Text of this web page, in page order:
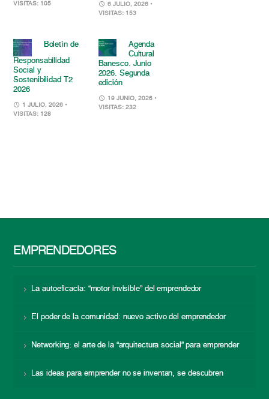
VISITAS: 105
6 JULIO, 2026 •
VISITAS: 153
Boletín de
Responsabilidad
Social y
Sostenibilidad T2
2026
1 JULIO, 2026 •
VISITAS: 128
Agenda
Cultural
Banesco. Junio
2026. Segunda
edición
19 JUNIO, 2026 •
VISITAS: 232
EMPRENDEDORES
La autoeficacia: “motor invisible” del emprendedor
El poder de la comunidad: nuevo activo del emprendedor
Networking: el arte de la “arquitectura social” para emprender
Las ideas para emprender no se inventan, se descubren